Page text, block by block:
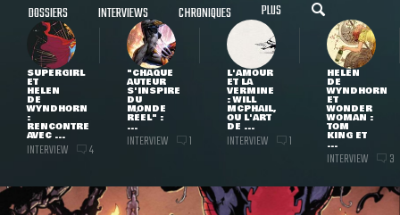
DOSSIERS INTERVIEWS CHRONIQUES PLUS
SUPERGIRL
ET
HELEN
DE
WYNDHORN
:
RENCONTRE
AVEC ...
INTERVIEW 4
"CHAQUE
AUTEUR
S'INSPIRE
DU
MONDE
RÉEL" :
...
INTERVIEW 1
L'AMOUR
ET LA
VERMINE
: WILL
MCPHAIL,
OU L'ART
DE ...
INTERVIEW 1
HELEN
DE
WYNDHORN
ET
WONDER
WOMAN :
TOM
KING ET
...
INTERVIEW 3